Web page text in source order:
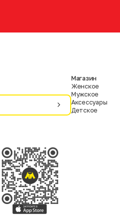
Магазин
Женское
Мужское
Аксессуары
Детское